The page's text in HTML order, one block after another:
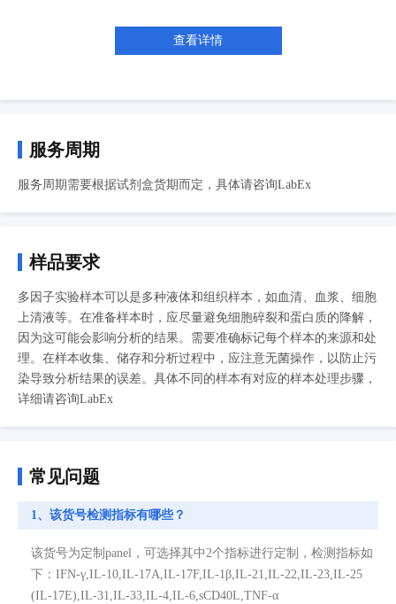
查看详情
服务周期
服务周期需要根据试剂盒货期而定，具体请咨询LabEx
样品要求
多因子实验样本可以是多种液体和组织样本，如血清、血浆、细胞
上清液等。在准备样本时，应尽量避免细胞碎裂和蛋白质的降解，
因为这可能会影响分析的结果。需要准确标记每个样本的来源和处
理。在样本收集、储存和分析过程中，应注意无菌操作，以防止污
染导致分析结果的误差。具体不同的样本有对应的样本处理步骤，
详细请咨询LabEx
常见问题
1、该货号检测指标有哪些？
该货号为定制panel，可选择其中2个指标进行定制，检测指标如
下：IFN-γ,IL-10,IL-17A,IL-17F,IL-1β,IL-21,IL-22,IL-23,IL-25
(IL-17E),IL-31,IL-33,IL-4,IL-6,sCD40L,TNF-α